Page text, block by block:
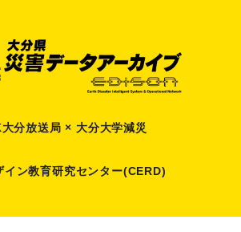
分放送局 × 大分大学減災
イン教育研究センター(CERD)